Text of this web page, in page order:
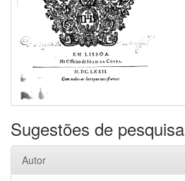
Sugestões de pesquisa
Autor